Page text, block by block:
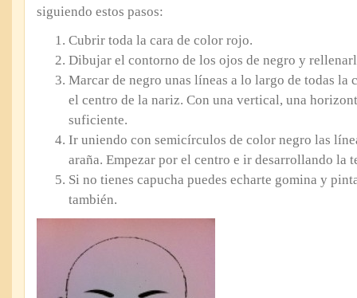
siguiendo estos pasos:
Cubrir toda la cara de color rojo.
Dibujar el contorno de los ojos de negro y
Marcar de negro unas líneas a lo largo de todas la
el centro de la nariz. Con una vertical, una
suficiente.
Ir uniendo con semicírculos de color negro las
araña. Empezar por el centro e ir desarrollando la
Si no tienes capucha puedes echarte gomina y
también.